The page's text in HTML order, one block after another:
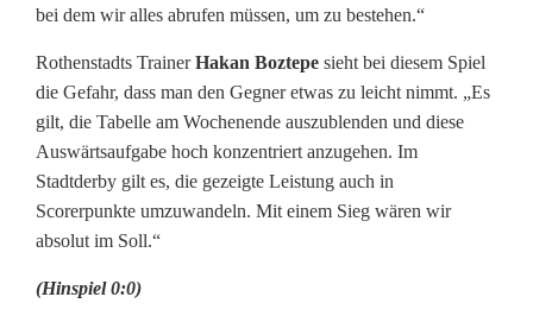
r
d
:
S
t
a
d
bei dem wir alles abrufen müssen, um zu bestehen.“
Rothenstadts TrainerHakan Boztepe sieht bei diesem Spiel
die Gefahr, dass man den Gegner etwas zu leicht nimmt. „Es
gilt, die Tabelle am Wochenende auszublenden und diese
Auswärtsaufgabe hoch konzentriert anzugehen. Im
Stadtderby gilt es, die gezeigte Leistung auch in
Scorerpunkte umzuwandeln. Mit einem Sieg wären wir
absolut im Soll.“
(Hinspiel 0:0)